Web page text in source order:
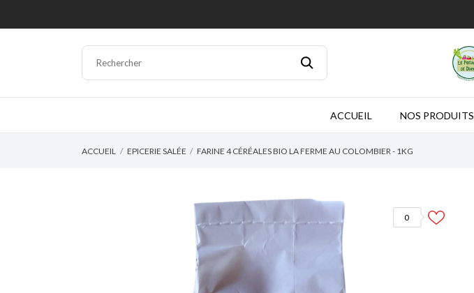
ACCUEIL NOS PRODUITS
ACCUEIL EPICERIE SALÉE FARINE 4 CÉRÉALES BIO LA FERME AU COLOMBIER - 1KG
0